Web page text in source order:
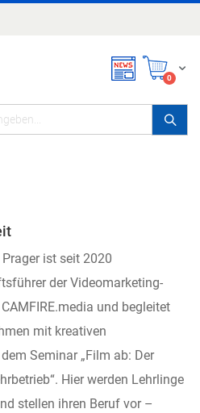
0items
ist seit 2020
der Videomarketing-
und begleitet
mit kreativen
Seminar „Film ab: Der
Hier werden Lehrlinge
stellen ihren Beruf vor –